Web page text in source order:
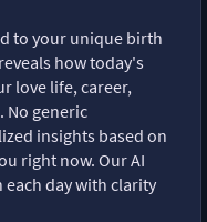
to your unique birth
how today's
love life, career,
No generic
insights based on
right now. Our AI
day with clarity